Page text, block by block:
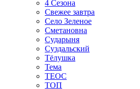
4 Сезона
Свежее завтра
Село Зеленое
Сметановна
Сударыня
Суздальский
Тёлушка
Тема
ТЕОС
ТОП